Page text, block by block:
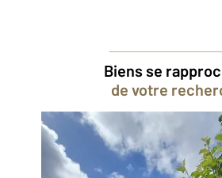
Biens se
de votre